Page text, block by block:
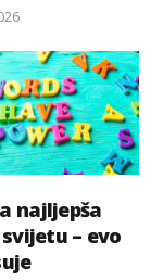
najljepša
– evo